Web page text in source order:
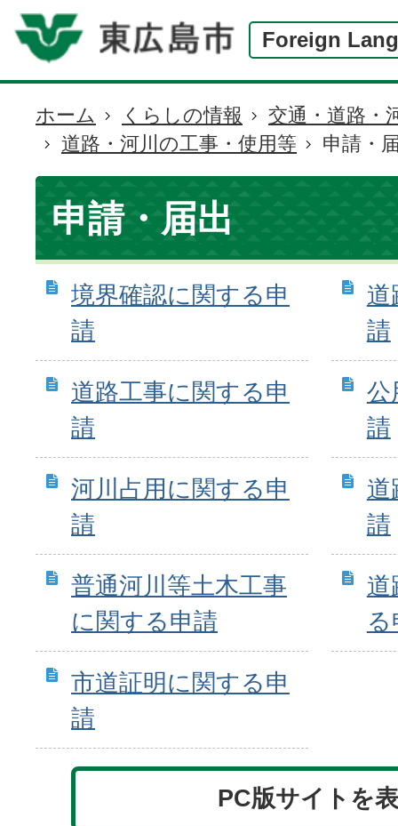
Foreign
現
在
の
位
置
ホーム くらしの情報
交通・道路・
道路・河川の工事・使用等
申請・
申請・届出
境界確認に関する申
請
道
請
道路工事に関する申
請
公
請
河川占用に関する申
請
道
請
普通河川等土木工事
に関する申請
道
市道証明に関する申
請
PC版サイトを